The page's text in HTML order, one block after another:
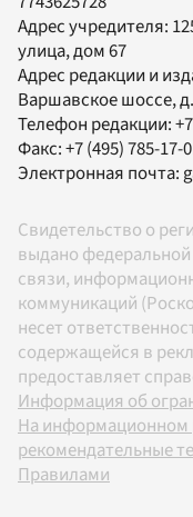
Адрес учредителя:
улица, дом 67
Адрес редакции и
Варшавское шоссе,
Телефон редакции:
Факс:+7 (495) 785-17-
Электронная почта:
Свидетельство о
выдано
связи,
коммуникаций
несет
содержащейся в
предоставляет
Информация об
На информационном
рекомендательные
Правилами